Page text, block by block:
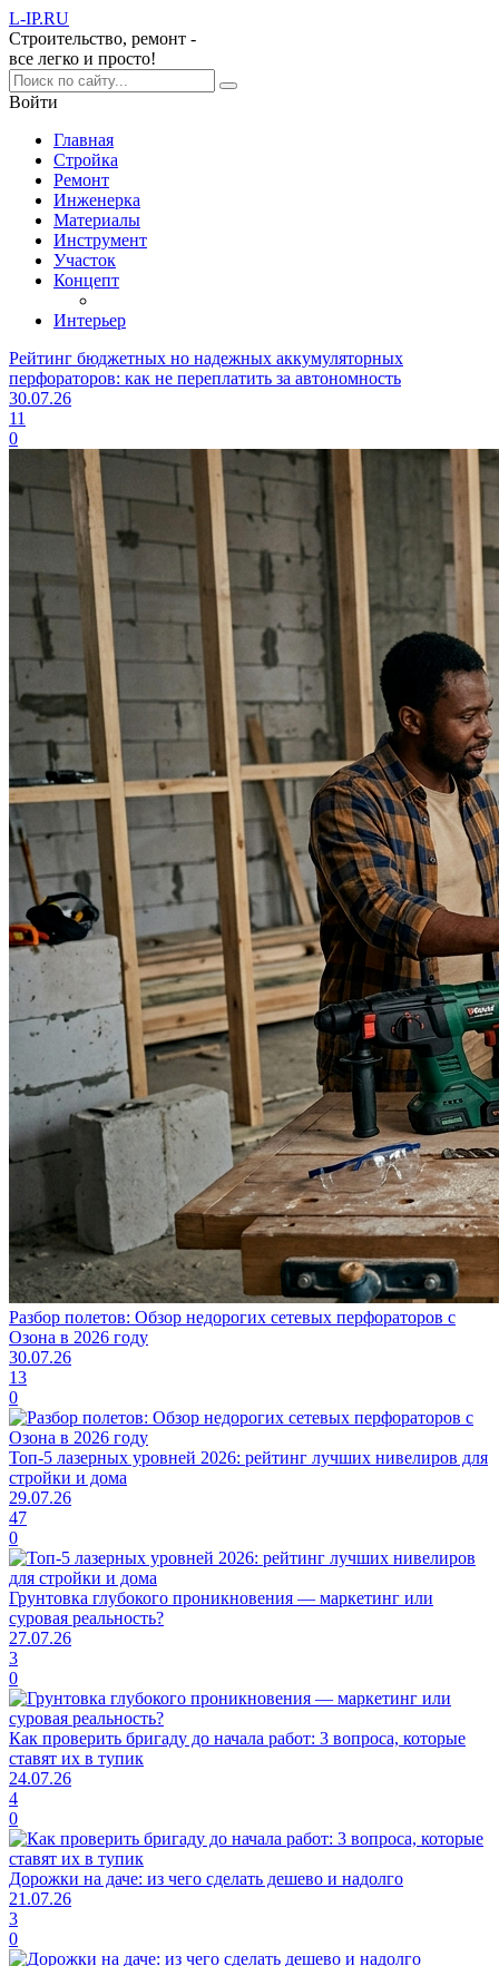
L-IP.RU
Строительство, ремонт -
все легко и просто!
Войти
Главная
Стройка
Ремонт
Инженерка
Материалы
Инструмент
Участок
Концепт
Интерьер
Рейтинг бюджетных но надежных аккумуляторных
перфораторов: как не переплатить за автономность
30.07.26
11
0
Разбор полетов: Обзор недорогих сетевых перфораторов с
Озона в 2026 году
30.07.26
13
0
Топ-5 лазерных уровней 2026: рейтинг лучших нивелиров для
стройки и дома
29.07.26
47
0
Грунтовка глубокого проникновения — маркетинг или
суровая реальность?
27.07.26
3
0
Как проверить бригаду до начала работ: 3 вопроса, которые
ставят их в тупик
24.07.26
4
0
Дорожки на даче: из чего сделать дешево и надолго
21.07.26
3
0